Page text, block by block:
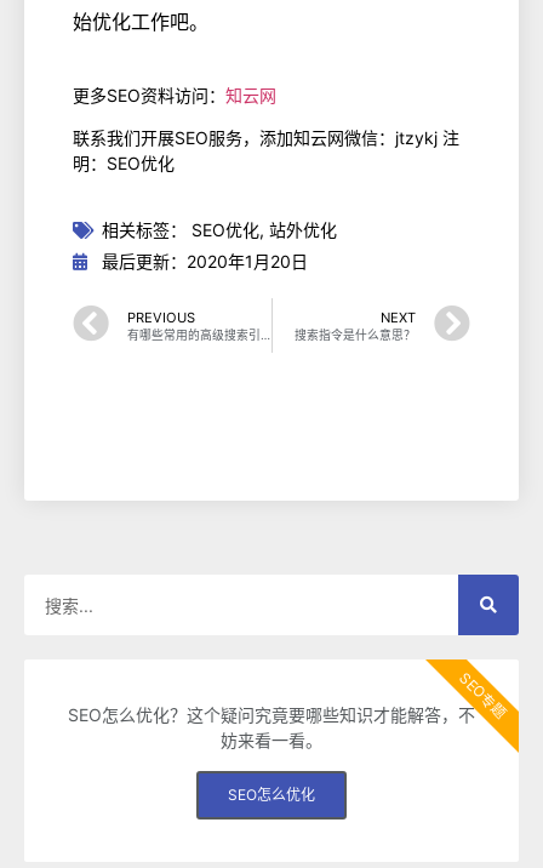
始优化工作吧。
更多SEO资料访问： 知云网
联系我们开展SEO服务，添加知云网微信：jtzykj 注
明：SEO优化
相关标签： SEO优化, 站外优化
最后更新：2020年1月20日
PREVIOUS NEXT
搜索指令是什么意思？
SEO怎么优化？这个疑问究竟要哪些知识才能解答，不
妨来看一看。
SEO怎么优化
SEO专题